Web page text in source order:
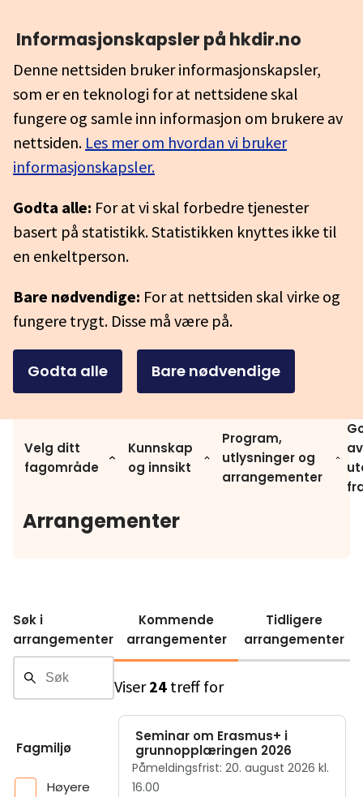
Informasjonskapsler på hkdir.no
Denne nettsiden bruker informasjonskapsler,
som er en teknologi for at nettsidene skal
fungere og samle inn informasjon om brukere av
nettsiden. Les mer om hvordan vi bruker
informasjonskapsler.
Godta alle: For at vi skal forbedre tjenester
basert på statistikk. Statistikken knyttes ikke til
en enkeltperson.
Bare nødvendige: For at nettsiden skal virke og
fungere trygt. Disse må være på.
Godta alle Bare nødvendige
Velg ditt
fagområde
Kunnskap
og innsikt
Program,
utlysninger og
arrangementer
av
Arrangementer
Søk i
arrangementer
Fagmiljø
Høyere
Kommende
arrangementer
Tidligere
arrangementer
Viser 24 treff for
Seminar om Erasmus+ i
grunnopplæringen 2026
Påmeldingsfrist: 20. august 2026 kl.
16.00